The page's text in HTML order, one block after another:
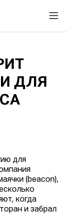
ДЛЯ
для
(beacon),
когда
и забрал